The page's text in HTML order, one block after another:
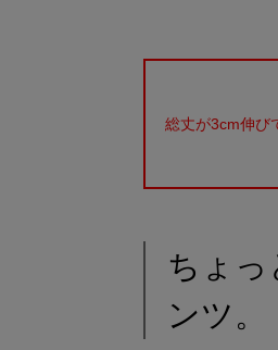
総丈が3cm伸び
ちょ
ンツ。